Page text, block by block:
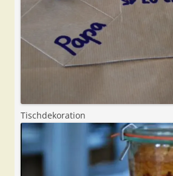
Tischdekoration